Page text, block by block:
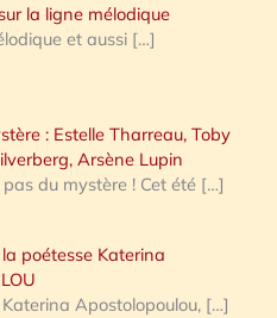
la ligne mélodique
et aussi […]
: Estelle Tharreau, Toby
Arsène Lupin
du mystère ! Cet été […]
poétesse Katerina
Apostolopoulou, […]